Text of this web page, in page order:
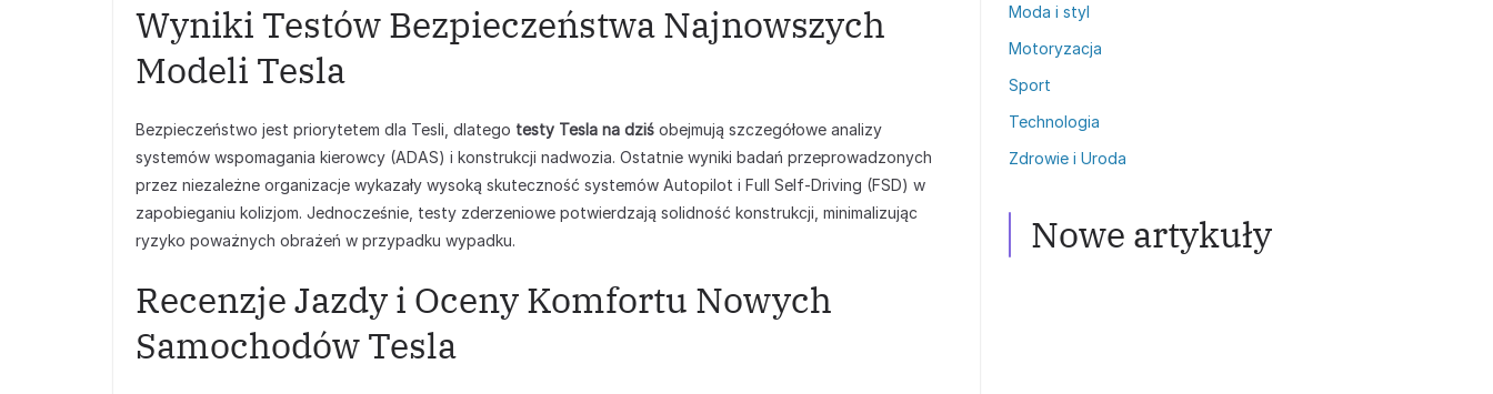
Wyniki Testów Bezpieczeństwa Najnowszych
Modeli Tesla
Bezpieczeństwo jest priorytetem dla Tesli, dlatego testy Tesla na dziś obejmują szczegółowe analizy
systemów wspomagania kierowcy (ADAS) i konstrukcji nadwozia. Ostatnie wyniki badań przeprowadzonych
przez niezależne organizacje wykazały wysoką skuteczność systemów Autopilot i Full Self-Driving (FSD) w
zapobieganiu kolizjom. Jednocześnie, testy zderzeniowe potwierdzają solidność konstrukcji, minimalizując
ryzyko poważnych obrażeń w przypadku wypadku.
Recenzje Jazdy i Oceny Komfortu Nowych
Samochodów Tesla
Moda i styl
Motoryzacja
Sport
Technologia
Zdrowie i Uroda
Nowe artykuły
Skuteczne metody walki